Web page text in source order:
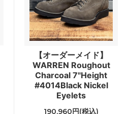
【オーダーメイド】
WARREN Roughout
Charcoal 7"Height
#4014Black Nickel
Eyelets
190,960円(税込)